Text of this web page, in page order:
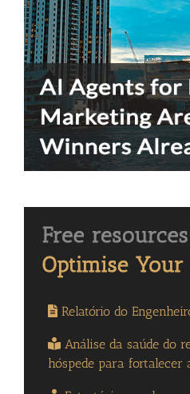
Relatório do
Análise da saúde do
hóspede para fortalecer